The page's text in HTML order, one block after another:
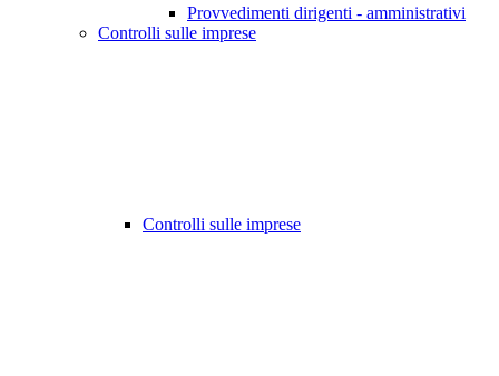
Provvedimenti dirigenti - amministrativi
Controlli sulle imprese
Controlli sulle imprese